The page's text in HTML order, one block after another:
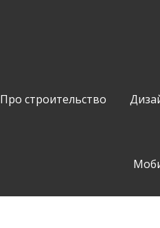
Про строительство